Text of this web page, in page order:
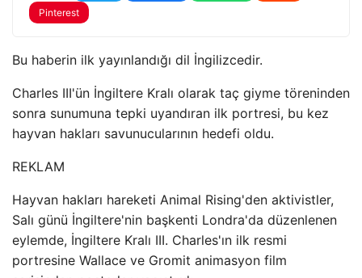
Pinterest
Bu haberin ilk yayınlandığı dil İngilizcedir.
Charles III'ün İngiltere Kralı olarak taç giyme töreninden
sonra sunumuna tepki uyandıran ilk portresi, bu kez
hayvan hakları savunucularının hedefi oldu.
REKLAM
Hayvan hakları hareketi Animal Rising'den aktivistler,
Salı günü İngiltere'nin başkenti Londra'da düzenlenen
eylemde, İngiltere Kralı III. Charles'ın ilk resmi
portresine Wallace ve Gromit animasyon film